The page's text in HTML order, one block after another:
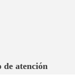
atención